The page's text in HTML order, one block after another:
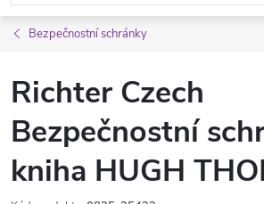
Bezpečnostní schránky
Richter Czech
Bezpečnostní
kniha HUGH